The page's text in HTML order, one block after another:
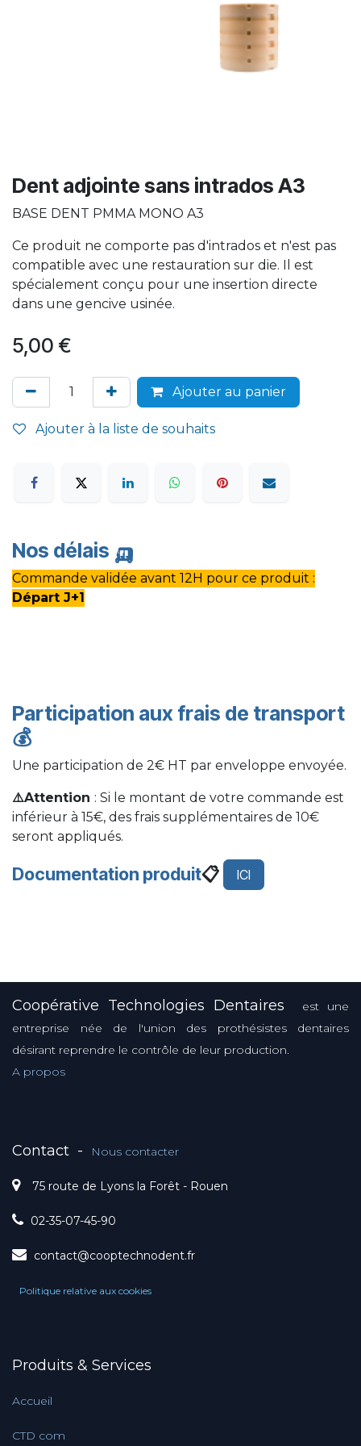
Dent adjointe sans intrados A3
BASE DENT PMMA MONO A3
Ce produit ne comporte pas d'intrados et n'est pas
compatible avec une restauration sur die. Il est
spécialement conçu pour une insertion directe
dans une gencive usinée.
5,00 €
Ajouter au panier
Ajouter à la liste de souhaits
Nos délais 🛺
Commande validée avant 12H pour ce produit :
Départ J+1
Participation aux frais de transport
💰
Une participation de 2€ HT par enveloppe envoyée.
⚠️Attention : Si le montant de votre commande est
inférieur à 15€, des frais supplémentaires de 10€
seront appliqués.
Documentation produit📋 ICI
Coopérative Technologies Dentaires
est une
entreprise née de l'union des prothésistes dentaires
désirant reprendre le contrôle de leur production.
A propos
Contact - Nous contacter
75 route de Lyons la Forêt - Rouen
02-35-07-45-90
contact@cooptechnodent.fr
Politique relative aux cookies
Produits & Services
Accueil
CTD com